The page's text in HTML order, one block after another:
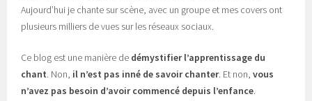
Aujourd’hui je chante sur scène, avec un groupe et mes covers ont
plusieurs milliers de vues sur les réseaux sociaux.
Ce blog est une manière de démystifier l’apprentissage du
chant. Non, il n’est pas inné de savoir chanter. Et non,vous
n’avez pas besoin d’avoir commencé depuis l’enfance.